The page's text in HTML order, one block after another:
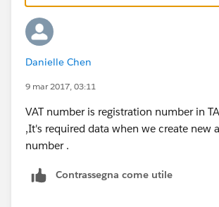
Danielle Chen
9 mar 2017, 03:11
VAT number is registration number in
,It's required data when we create new
number .
Contrassegna come utile